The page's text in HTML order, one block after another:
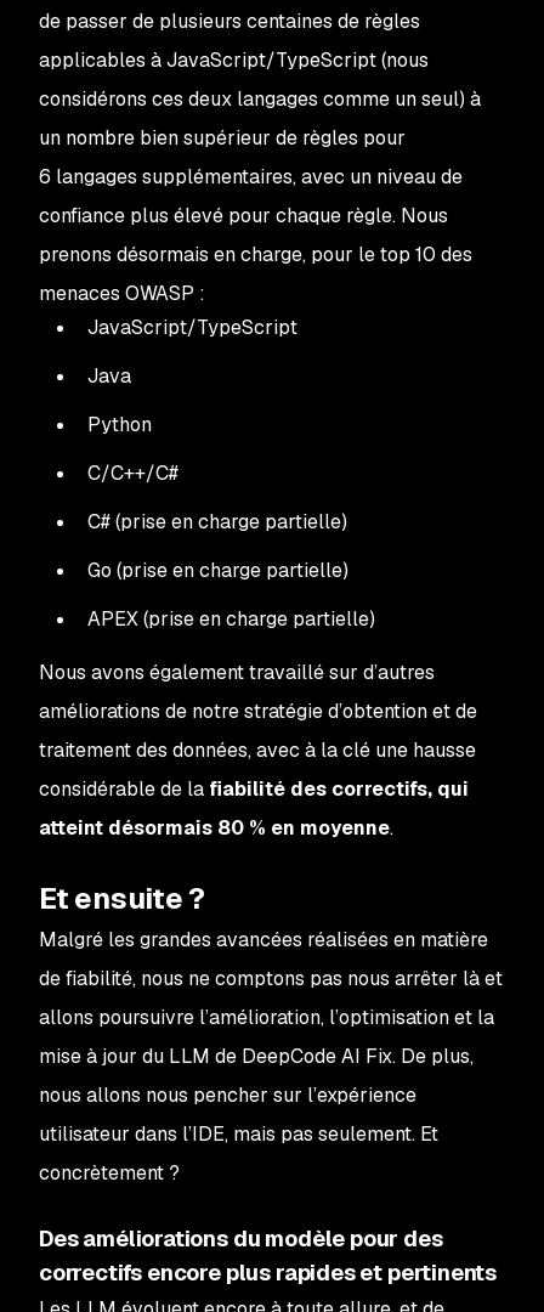
de passer de plusieurs centaines de règles
applicables à JavaScript/TypeScript (nous
considérons ces deux langages comme un seul) à
un nombre bien supérieur de règles pour
6 langages supplémentaires, avec un niveau de
confiance plus élevé pour chaque règle. Nous
prenons désormais en charge, pour le top 10 des
menaces OWASP :
JavaScript/TypeScript
Java
Python
C/C++/C#
C# (prise en charge partielle)
Go (prise en charge partielle)
APEX (prise en charge partielle)
Nous avons également travaillé sur d’autres
améliorations de notre stratégie d’obtention et de
traitement des données, avec à la clé une hausse
considérable de la fiabilité des correctifs, qui
atteint désormais 80 % en moyenne.
Et ensuite ?
Malgré les grandes avancées réalisées en matière
de fiabilité, nous ne comptons pas nous arrêter là et
allons poursuivre l’amélioration, l’optimisation et la
mise à jour du LLM de DeepCode AI Fix. De plus,
nous allons nous pencher sur l’expérience
utilisateur dans l’IDE, mais pas seulement. Et
concrètement ?
Des améliorations du modèle pour des
correctifs encore plus rapides et pertinents